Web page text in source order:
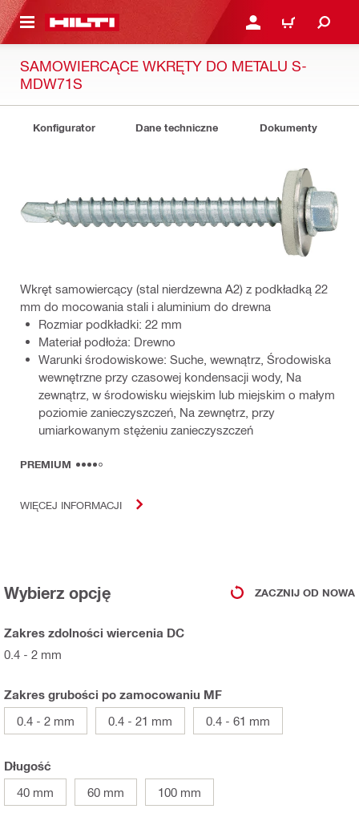
GŁÓWNEJ ZALOGUJ SIĘ LUB
KOSZYK
SAMOWIERCĄCE WKRĘTY DO METALU S-
MDW71S
Konfigurator Dane techniczne Dokumenty
Wkręt samowiercący (stal nierdzewna A2) z podkładką 22
mm do mocowania stali i aluminium do drewna
Rozmiar podkładki: 22 mm
Materiał podłoża: Drewno
Warunki środowiskowe: Suche, wewnątrz, Środowiska
wewnętrzne przy czasowej kondensacji wody, Na
zewnątrz, w środowisku wiejskim lub miejskim o małym
poziomie zanieczyszczeń, Na zewnętrz, przy
umiarkowanym stężeniu zanieczyszczeń
PREMIUM
WIĘCEJ INFORMACJI
Wybierz opcję ZACZNIJ OD NOWA
Zakres zdolności wiercenia DC
0.4 - 2 mm
Zakres grubości po zamocowaniu MF
0.4 - 2 mm
0.4 - 21 mm 0.4 - 61 mm
Długość
40 mm
60 mm 100 mm